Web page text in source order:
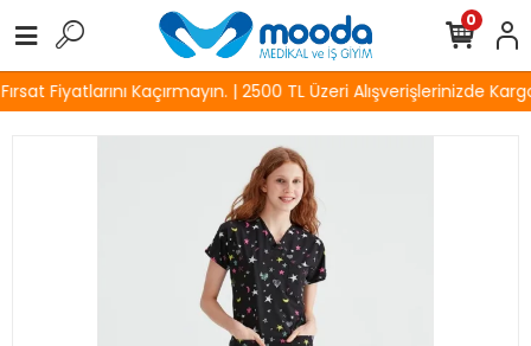
Fiyatlarını Kaçırmayın. | 2500 TL Üzeri Alışverişlerinizde
0